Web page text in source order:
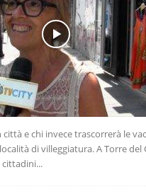
città e chi invece trascorrerà le
di villeggiatura. A Torre del